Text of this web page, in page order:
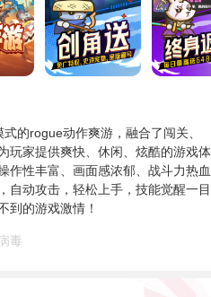
的rogue动作爽游，融合了闯关、
玩家提供爽快、休闲、炫酷的游戏体
作性丰富、画面感浓郁、战斗力热血
自动攻击，轻松上手，技能觉醒一目
到的游戏激情！
毒